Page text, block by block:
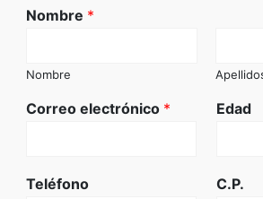
Nombre *
Nombre
Correo electrónico * Edad
Teléfono C.P.